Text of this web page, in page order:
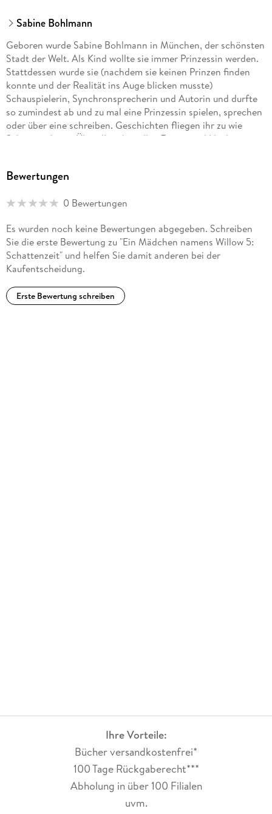
Sabine Bohlmann
Geboren wurde Sabine Bohlmann in München, der schönsten
Stadt der Welt. Als Kind wollte sie immer Prinzessin werden.
Stattdessen wurde sie (nachdem sie keinen Prinzen finden
konnte und der Realität ins Auge blicken musste)
Schauspielerin, Synchronsprecherin und Autorin und durfte
so zumindest ab und zu mal eine Prinzessin spielen, sprechen
oder über eine schreiben. Geschichten fliegen ihr zu wie
Schmetterlinge. Überall und zu allen Tages- und Nachtzeiten
Und sie ist sehr glücklich, endlich alles aus ihrem Kopf
Computerdokument. Und das Erste, was sie tut, wenn ein
hinein und genießt diesen wunderbaren Buchduft.
Bewertungen
0 Bewertungen
Es wurden noch keine Bewertungen abgegeben. Schreiben
Sie die erste Bewertung zu "Ein Mädchen namens Willow 5:
Schattenzeit" und helfen Sie damit anderen bei der
Kaufentscheidung.
Erste Bewertung schreiben
Ihre Vorteile:
Bücher versandkostenfrei*
100 Tage Rückgaberecht***
Abholung in über 100 Filialen
uvm.